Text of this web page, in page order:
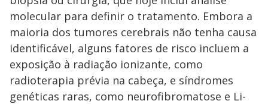
molecular para definir o tratamento. Embora a
maioria dos tumores cerebrais não tenha causa
identificável, alguns fatores de risco incluem a
exposição à radiação ionizante, como
radioterapia prévia na cabeça, e síndromes
genéticas raras, como neurofibromatose e Li-